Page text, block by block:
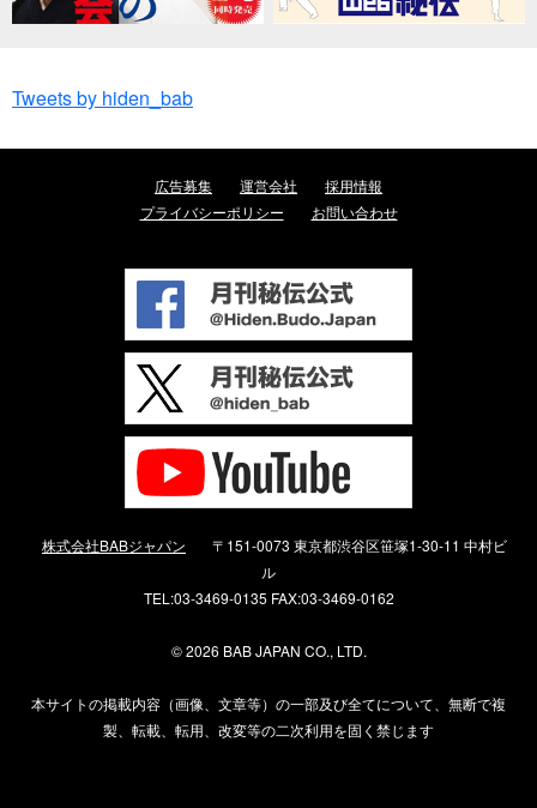
Tweets by hiden_bab
広告募集 運営会社
採用情報
プライバシーポリシー
お問い合わせ
株式会社BABジャパン
〒151-0073 東京都渋谷区笹塚1-30-11 中村ビ
ル
TEL:03-3469-0135 FAX:03-3469-0162
©2026 BAB JAPAN CO., LTD.
本サイトの掲載内容（画像、文章等）の一部及び全てについて、無断で複
製、転載、転用、改変等の二次利用を固く禁じます